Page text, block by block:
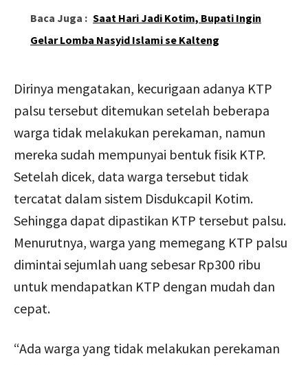
Baca Juga : Saat Hari Jadi Kotim, Bupati Ingin
Gelar Lomba Nasyid Islami se Kalteng
Dirinya mengatakan, kecurigaan adanya KTP
palsu tersebut ditemukan setelah beberapa
warga tidak melakukan perekaman, namun
mereka sudah mempunyai bentuk fisik KTP.
Setelah dicek, data warga tersebut tidak
tercatat dalam sistem Disdukcapil Kotim.
Sehingga dapat dipastikan KTP tersebut palsu.
Menurutnya, warga yang memegang KTP palsu
dimintai sejumlah uang sebesar Rp300 ribu
untuk mendapatkan KTP dengan mudah dan
cepat.
“Ada warga yang tidak melakukan perekaman